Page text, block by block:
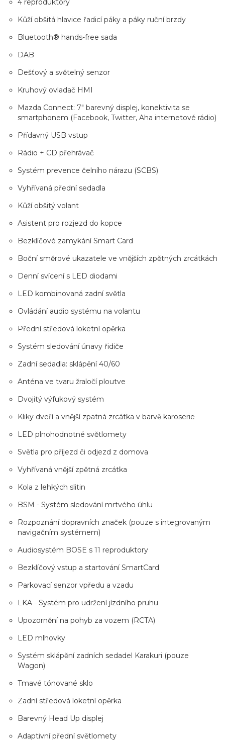
4 reproduktory
Kůží obšitá hlavice řadicí páky a páky ruční brzdy
Bluetooth® hands-free sada
DAB
Dešťový a světelný senzor
Kruhový ovladač HMI
Mazda Connect: 7" barevný displej, konektivita se
smartphonem (Facebook, Twitter, Aha internetové rádio)
Přídavný USB vstup
Rádio + CD přehrávač
Systém prevence čelního nárazu (SCBS)
Vyhřívaná přední sedadla
Kůží obšitý volant
Asistent pro rozjezd do kopce
Bezklíčové zamykání Smart Card
Boční směrové ukazatele ve vnějších zpětných zrcátkách
Denní svícení s LED diodami
LED kombinovaná zadní světla
Ovládání audio systému na volantu
Přední středová loketní opěrka
Systém sledování únavy řidiče
Zadní sedadla: sklápění 40/60
Anténa ve tvaru žraločí ploutve
Dvojitý výfukový systém
Kliky dveří a vnější zpatná zrcátka v barvě karoserie
LED plnohodnotné světlomety
Světla pro příjezd či odjezd z domova
Vyhřívaná vnější zpětná zrcátka
Kola z lehkých slitin
BSM - Systém sledování mrtvého úhlu
Rozpoznání dopravních značek (pouze s integrovaným
navigačním systémem)
Audiosystém BOSE s 11 reproduktory
Bezklíčový vstup a startování SmartCard
Parkovací senzor vpředu a vzadu
LKA - Systém pro udržení jízdního pruhu
Upozornění na pohyb za vozem (RCTA)
LED mlhovky
Systém sklápění zadních sedadel Karakuri (pouze
Wagon)
Tmavé tónované sklo
Zadní středová loketní opěrka
Barevný Head Up displej
Adaptivní přední světlomety